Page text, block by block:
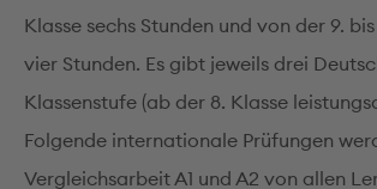
Klasse sechs Stunden und von der 9. bis
vier Stunden. Es gibt jeweils drei
Klassenstufe (ab der 8. Klasse
Folgende internationale Prüfungen
Vergleichsarbeit A1 und A2 von allen